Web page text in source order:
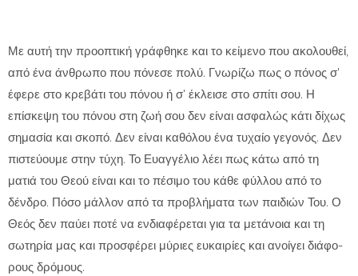
Με αυτή την προοπτική γράφθηκε και το κείμενο που ακολουθεί,
από ένα άνθρωπο που πόνεσε πολύ. Γνωρίζω πως ο πόνος σ'
έφερε στο κρεβάτι του πόνου ή σ' έκλεισε στο σπίτι σου. Η
επίσκεψη του πόνου στη ζωή σου δεν είναι ασφαλώς κάτι δίχως
σημασία και σκοπό. Δεν είναι καθόλου ένα τυχαίο γεγονός. Δεν
πιστεύουμε στην τύχη. Το Ευαγγέλιο λέει πως κάτω από τη
ματιά του Θεού είναι και το πέσιμο του κάθε φύλλου από το
δένδρο. Πόσο μάλλον από τα προβλήματα των παιδιών Του. Ο
Θεός δεν παύει ποτέ να ενδιαφέρεται για τα μετάνοια και τη
σωτηρία μας και προσφέρει μύριες ευκαιρίες και ανοίγει διάφο­
ρους δρόμους.